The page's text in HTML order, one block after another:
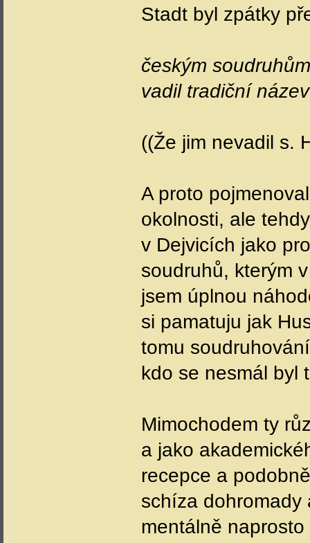
Stadt byl zpátky
českým
vadil tradiční
((Že jim nevadil s.
A proto
okolnosti, ale
v Dejvicích jako
soudruhů, kterým
jsem úplnou
si pamatuju jak
tomu
kdo se nesmál byl
Mimochodem ty
a jako
recepce a
schíza dohromady
mentálně